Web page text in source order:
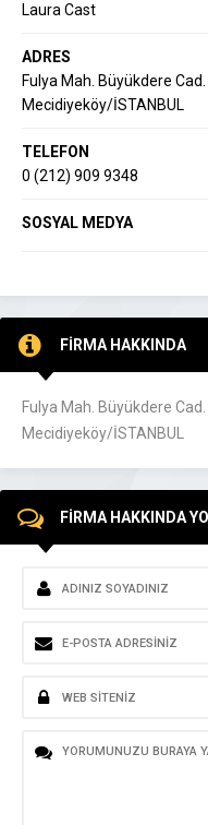
Laura Cast
ADRES
Fulya Mah. Büyükdere
Mecidiyeköy/İSTANBUL
TELEFON
0 (212) 909 9348
SOSYAL MEDYA
FİRMA HAKKINDA
Fulya Mah. Büyükdere
Mecidiyeköy/İSTANBUL
FİRMA HAKKINDA